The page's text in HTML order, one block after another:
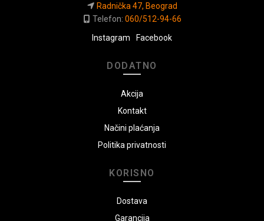
Radnička 47, Beograd
Telefon: 060/512-94-66
Instagram
Facebook
DODATNO
Akcija
Kontakt
Načini plaćanja
Politika privatnosti
KORISNO
Dostava
Garancija